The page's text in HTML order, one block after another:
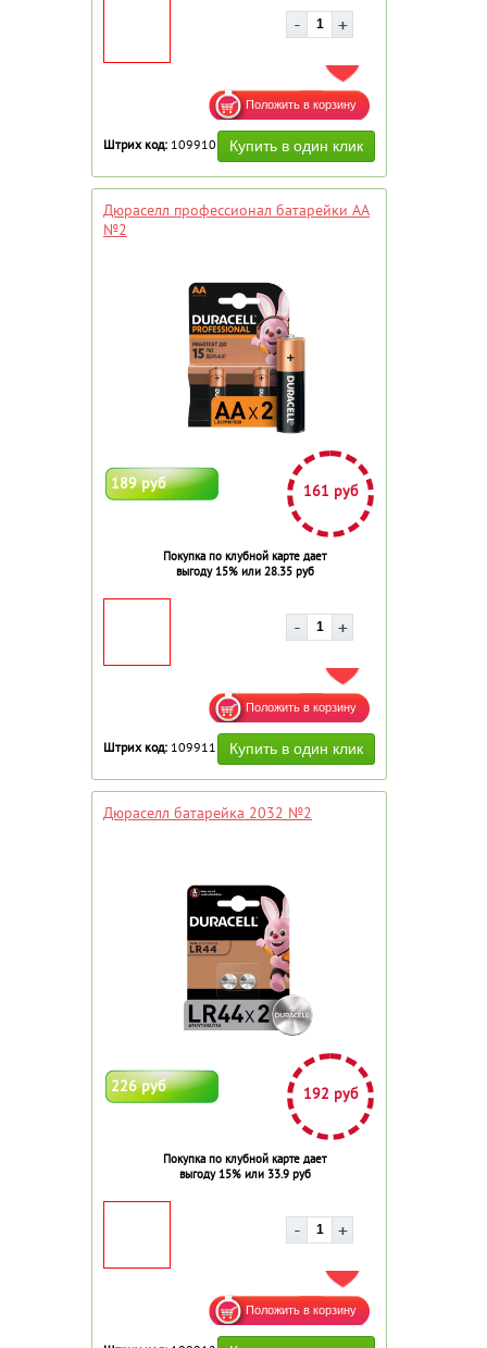
ДОБАВИТЬ В ИЗБРАННОЕ
Штрих код: 109910
Дюраселл профессионал батарейки АА
№2
189 руб 161 руб
Покупка по клубной карте дает
выгоду 15% или 28.35 руб
ДОБАВИТЬ В ИЗБРАННОЕ
Штрих код: 109911
Дюраселл батарейка 2032 №2
226 руб 192 руб
Покупка по клубной карте дает
выгоду 15% или 33.9 руб
ДОБАВИТЬ В ИЗБРАННОЕ